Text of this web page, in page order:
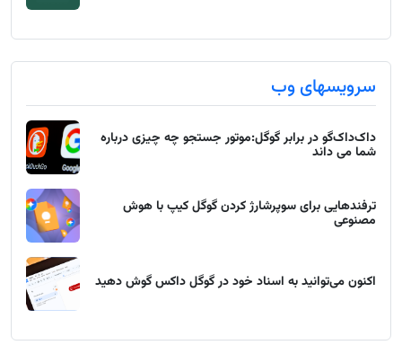
سرویسهای وب
داک‌داک‌گو در برابر گوگل:موتور جستجو چه چیزی درباره
شما می داند
ترفندهایی برای سوپرشارژ کردن گوگل کیپ با هوش
مصنوعی
اکنون می‌توانید به اسناد خود در گوگل داکس گوش دهید